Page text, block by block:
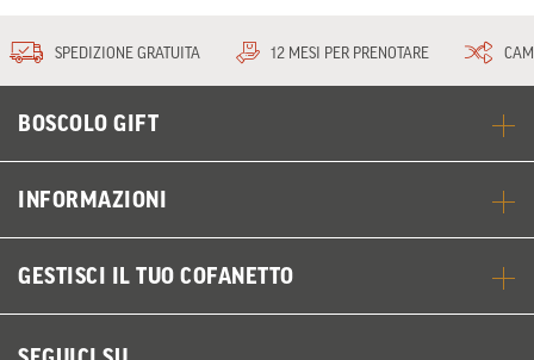
SPEDIZIONE GRATUITA 12 MESI PER PRENOTARE
BOSCOLO GIFT
INFORMAZIONI
GESTISCI IL TUO COFANETTO